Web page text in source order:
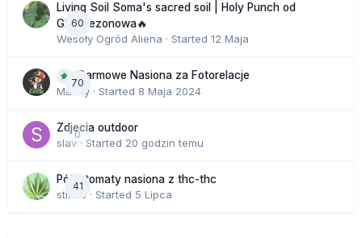
60
Living Soil Soma's sacred soil | Holy Punch od
GHS sezonowa🔥
Wesoły Ogród Aliena · Started 12 Maja
70
Darmowe Nasiona za Fotorelacje
Macky · Started 8 Maja 2024
0
Zdjecia outdoor
slav · Started 20 godzin temu
41
Półautomaty nasiona z thc-thc
stix33 · Started 5 Lipca